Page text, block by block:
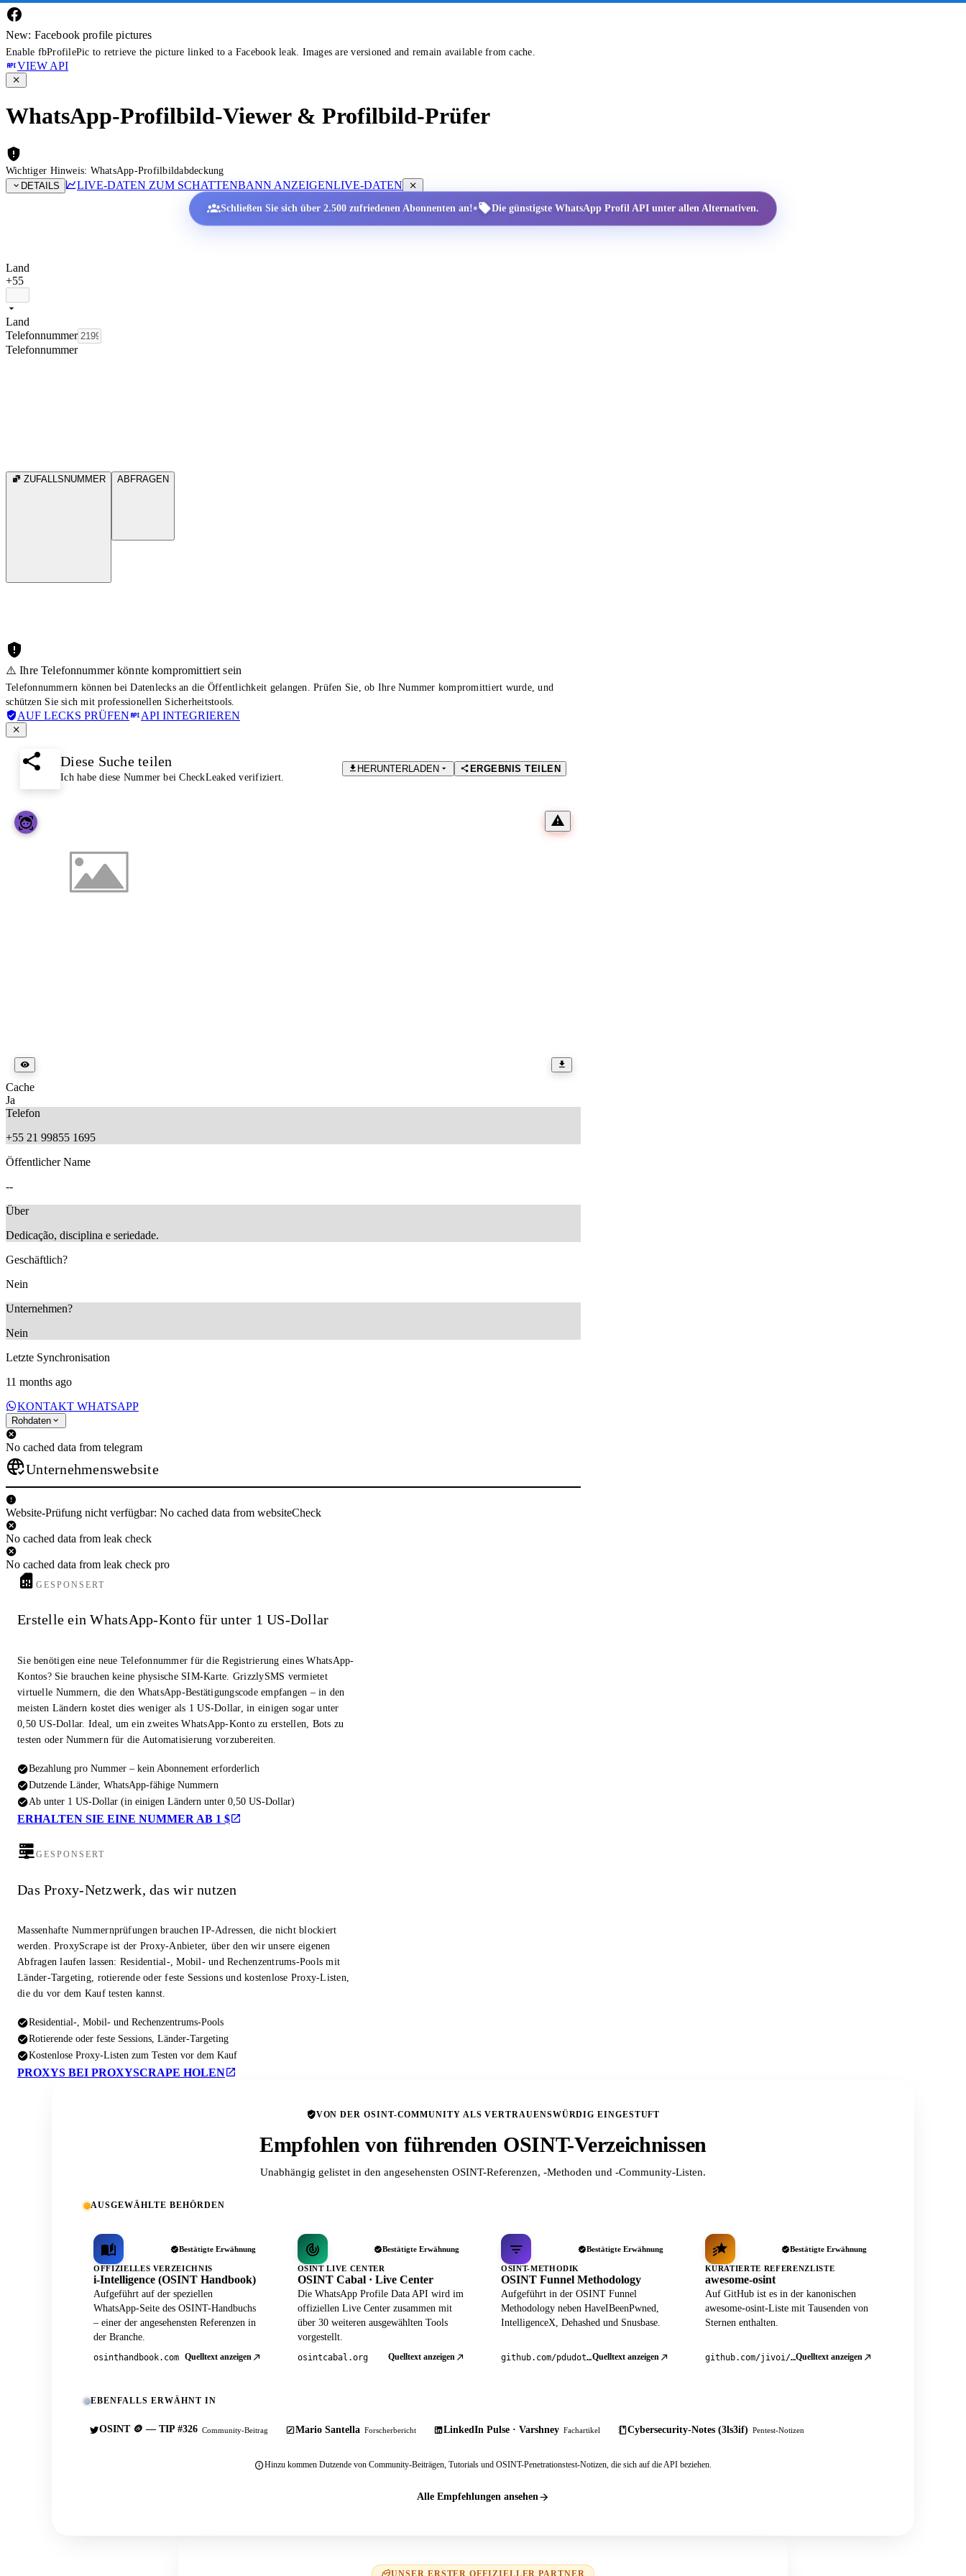
New: Facebook profile pictures
Enable fbProfilePic to retrieve the picture linked to a Facebook leak. Images are versioned and remain available from cache.
VIEW API
WhatsApp-Profilbild-Viewer & Profilbild-Prüfer
Wichtiger Hinweis: WhatsApp-Profilbildabdeckung
DETAILS
LIVE-DATEN ZUM SCHATTENBANN ANZEIGENLIVE-DATEN
Schließen Sie sich über 2.500 zufriedenen Abonnenten an!• Die günstigste WhatsApp Profil API unter allen Alternativen.
Land
+55
Land
Telefonnummer
Telefonnummer
ZUFALLSNUMMER ABFRAGEN
⚠️ Ihre Telefonnummer könnte kompromittiert sein
Telefonnummern können bei Datenlecks an die Öffentlichkeit gelangen. Prüfen Sie, ob Ihre Nummer kompromittiert wurde, und
schützen Sie sich mit professionellen Sicherheitstools.
AUF LECKS PRÜFEN API INTEGRIEREN
Diese Suche teilen
Ich habe diese Nummer bei CheckLeaked verifiziert.
HERUNTERLADEN ERGEBNIS TEILEN
Cache
Ja
Telefon
+55 21 99855 1695
Öffentlicher Name
--
Über
Dedicação, disciplina e seriedade.
Geschäftlich?
Nein
Unternehmen?
Nein
Letzte Synchronisation
11 months ago
KONTAKT WHATSAPP
Rohdaten
No cached data from telegram
Unternehmenswebsite
Website-Prüfung nicht verfügbar: No cached data from websiteCheck
No cached data from leak check
No cached data from leak check pro
GESPONSERT
Erstelle ein WhatsApp-Konto für unter 1 US-Dollar
Sie benötigen eine neue Telefonnummer für die Registrierung eines WhatsApp-
Kontos? Sie brauchen keine physische SIM-Karte. GrizzlySMS vermietet
virtuelle Nummern, die den WhatsApp-Bestätigungscode empfangen – in den
meisten Ländern kostet dies weniger als 1 US-Dollar, in einigen sogar unter
0,50 US-Dollar. Ideal, um ein zweites WhatsApp-Konto zu erstellen, Bots zu
testen oder Nummern für die Automatisierung vorzubereiten.
Bezahlung pro Nummer – kein Abonnement erforderlich
Dutzende Länder, WhatsApp-fähige Nummern
Ab unter 1 US-Dollar (in einigen Ländern unter 0,50 US-Dollar)
ERHALTEN SIE EINE NUMMER AB 1 $
GESPONSERT
Das Proxy-Netzwerk, das wir nutzen
Massenhafte Nummernprüfungen brauchen IP-Adressen, die nicht blockiert
werden. ProxyScrape ist der Proxy-Anbieter, über den wir unsere eigenen
Abfragen laufen lassen: Residential-, Mobil- und Rechenzentrums-Pools mit
Länder-Targeting, rotierende oder feste Sessions und kostenlose Proxy-Listen,
die du vor dem Kauf testen kannst.
Residential-, Mobil- und Rechenzentrums-Pools
Rotierende oder feste Sessions, Länder-Targeting
Kostenlose Proxy-Listen zum Testen vor dem Kauf
PROXYS BEI PROXYSCRAPE HOLEN
VON DER OSINT-COMMUNITY ALS VERTRAUENSWÜRDIG EINGESTUFT
Empfohlen von führenden OSINT-Verzeichnissen
Unabhängig gelistet in den angesehensten OSINT-Referenzen, -Methoden und -Community-Listen.
AUSGEWÄHLTE BEHÖRDEN
Bestätigte Erwähnung
OFFIZIELLES VERZEICHNIS
i-Intelligence (OSINT Handbook)
Aufgeführt auf der speziellen
WhatsApp-Seite des OSINT-Handbuchs
– einer der angesehensten Referenzen in
der Branche.
osinthandbook.com Quelltext anzeigen
Bestätigte Erwähnung
OSINT LIVE CENTER
OSINT Cabal · Live Center
Die WhatsApp Profile Data API wird im
offiziellen Live Center zusammen mit
über 30 weiteren ausgewählten Tools
vorgestellt.
osintcabal.org Quelltext anzeigen
Bestätigte Erwähnung
OSINT-METHODIK
OSINT Funnel Methodology
Aufgeführt in der OSINT Funnel
Methodology neben HaveIBeenPwned,
IntelligenceX, Dehashed und Snusbase.
github.com/pdudotdev/ofmQuelltext anzeigen
Bestätigte Erwähnung
KURATIERTE REFERENZLISTE
awesome-osint
Auf GitHub ist es in der kanonischen
awesome-osint-Liste mit Tausenden von
Sternen enthalten.
github.com/jivoi/awesome-osintQuelltext anzeigen
EBENFALLS ERWÄHNT IN
OSINT 🪙 — TIP #326 Community-Beitrag Mario Santella Forscherbericht LinkedIn Pulse · Varshney Fachartikel Cybersecurity-Notes (3ls3if) Pentest-Notizen
Hinzu kommen Dutzende von Community-Beiträgen, Tutorials und OSINT-Penetrationstest-Notizen, die sich auf die API beziehen.
Alle Empfehlungen ansehen
UNSER ERSTER OFFIZIELLER PARTNER